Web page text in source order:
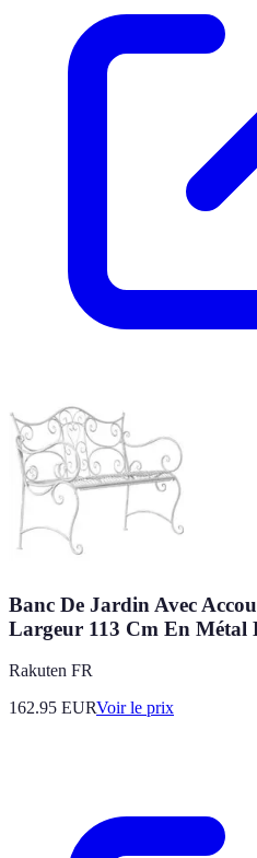
Banc De Jardin Avec
Largeur 113 Cm En Métal
Rakuten FR
162.95 EURVoir le prix